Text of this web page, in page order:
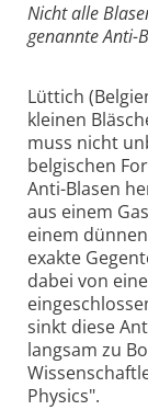
Nicht alle
genannte Anti-
Lüttich
kleinen
muss nicht
belgischen
Anti-Blasen
aus einem
einem
exakte
dabei von
sinkt diese
langsam zu
Physics".